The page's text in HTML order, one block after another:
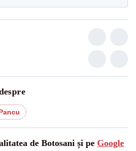
de Botosani și pe Google